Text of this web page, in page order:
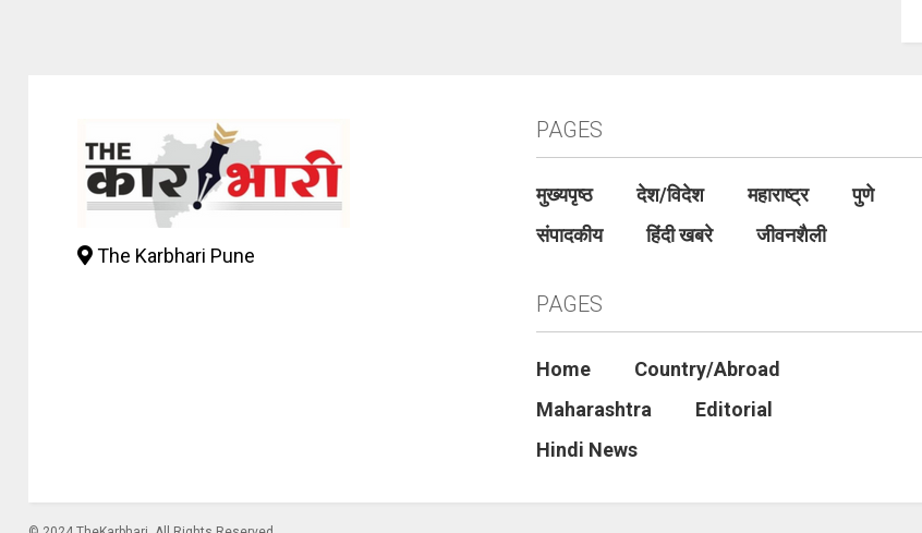
The Karbhari Pune
PAGES
मुख्यपृष्ठ देश/विदेश महाराष्ट्र
पुणे
संपादकीय
हिंदी खबरे जीवनशैली
PAGES
Home
Country/Abroad
Maharashtra
Editorial
Hindi News